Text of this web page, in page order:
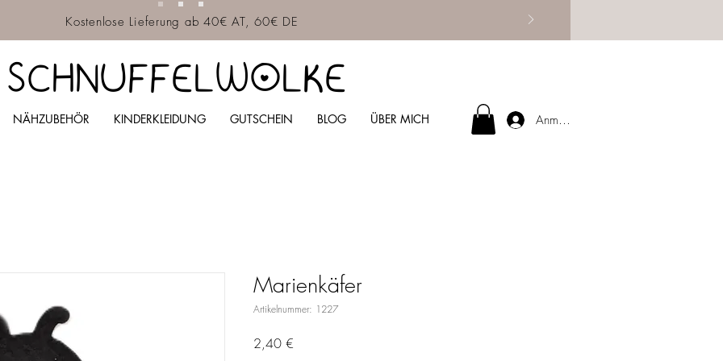
Kostenlose Lieferung ab 40€ AT, 60€ DE
SCHNUFFELWOLKE
NÄHZUBEHÖR KINDERKLEIDUNG GUTSCHEIN BLOG ÜBER MICH Anmelden
Marienkäfer
Artikelnummer: 1227
2,40 €